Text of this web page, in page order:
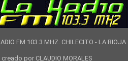
FM 103.3 MHZ. CHILECITO - LA RIOJA
creado por CLAUDIO MORALES